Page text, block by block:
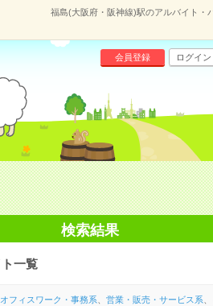
福島(大阪府・阪神線)駅のアルバイト・
会員登録 ログイン
検索結果
一覧
オフィスワーク・事務系 営業・販売・サービス系